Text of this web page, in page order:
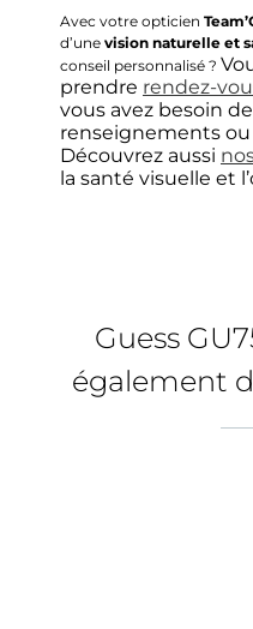
Avec votre opticien
d’une vision naturelle et
conseil personnalisé ?
prendre rendez-
vous avez besoin
renseignements ou
Découvrez aussi
la santé visuelle et
Type de
Guess
également